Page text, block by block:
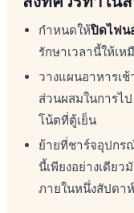
กำหนดให้ปิดไฟน
รักษาเวลานี้ให้เ
วางแผนอาหารเ
ส่วนผสมในการไ
โน้ตที่ตู้เย็น
ย้ายที่ชาร์จอุปกร
นี้เพียงอย่างเดีย
ภายในหนึ่งสัปดาห์